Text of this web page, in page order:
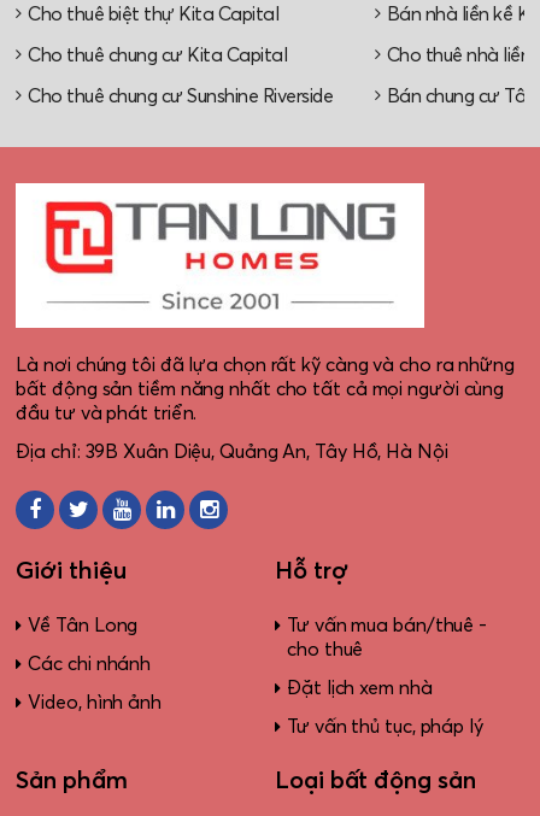
Cho thuê biệt thự Kita Capital Bán nhà liền kề
Cho thuê chung cư Kita Capital Cho thuê nhà liền
Cho thuê chung cư Sunshine Riverside Bán chung cư Tây
Là nơi chúng tôi đã lựa chọn rất kỹ càng và cho ra những
bất động sản tiềm năng nhất cho tất cả mọi người cùng
đầu tư và phát triển.
Địa chỉ: 39B Xuân Diệu, Quảng An, Tây Hồ, Hà Nội
Giới thiệu
Về Tân Long
Các chi nhánh
Video, hình ảnh
Hỗ trợ
Tư vấn mua bán/thuê -
cho thuê
Đặt lịch xem nhà
Tư vấn thủ tục, pháp lý
Sản phẩm Loại bất động sản